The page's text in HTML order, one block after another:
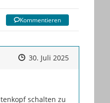
Kommentieren
Zeitpunkt des Erstellens
Zeitpunkt des Erstellens
30. Juli 2025Zur
schalten zu